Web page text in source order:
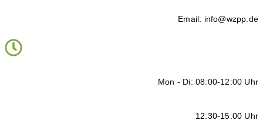
Email: info@wzpp.de
Mon - Di: 08:00-12:00 Uhr
12:30-15:00 Uhr